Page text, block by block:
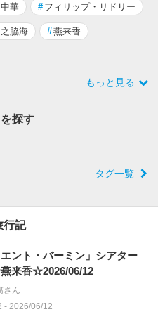
華 # フィリップ・リドリー
脇海 #燕来香
もっと見る
を探す
タグ一覧
行記
エント・バーミン」シアター
来香☆2026/06/12
さん
- 2026/06/12